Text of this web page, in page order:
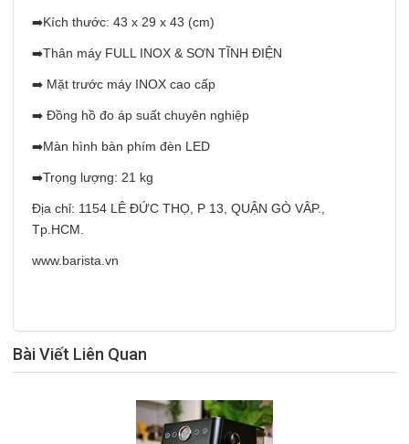
➡️Kích thước: 43 x 29 x 43 (cm)
➡️Thân máy FULL INOX & SƠN TĨNH ĐIỆN
➡️ Mặt trước máy INOX cao cấp
➡️ Đồng hồ đo áp suất chuyên nghiệp
➡️Màn hình bàn phím đèn LED
➡️Trọng lượng: 21 kg
Địa chỉ: 1154 LÊ ĐỨC THỌ, P 13, QUẬN GÒ VÂP.,
Tp.HCM.
www.barista.vn
Bài Viết Liên Quan